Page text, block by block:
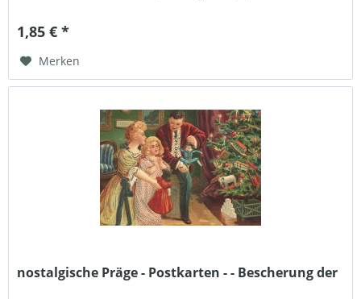
1,85 € *
Merken
nostalgische Präge - Postkarten - - Bescherung der